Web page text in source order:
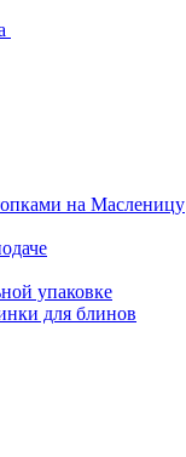
на Масленицу
упаковке
для блинов